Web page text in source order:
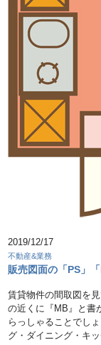
2019/12/17
不動産&業務
販売図面の「PS」
賃貸物件の間取図を
の近くに『MB』と書
らっしゃることでし
グ・ダイニング・キ